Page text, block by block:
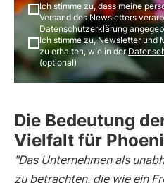
Ich stimme zu, dass meine
Versand des Newsletters
Datenschutzerklärung
Ich stimme zu, Newsletter und
zu erhalten, wie in der
(optional)
Die Bedeutung
Vielfalt für
"Das Unternehmen als
zu betrachten, die wie ein